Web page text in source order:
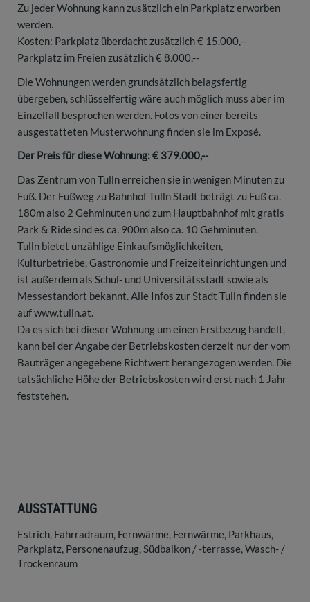
Zu jeder Wohnung kann zusätzlich ein Parkplatz erworben
werden.
Kosten: Parkplatz überdacht zusätzlich € 15.000,--
Parkplatz im Freien zusätzlich € 8.000,--
Die Wohnungen werden grundsätzlich belagsfertig
übergeben, schlüsselfertig wäre auch möglich muss aber im
Einzelfall besprochen werden. Fotos von einer bereits
ausgestatteten Musterwohnung finden sie im Exposé.
Der Preis für diese Wohnung: € 379.000,--
Das Zentrum von Tulln erreichen sie in wenigen Minuten zu
Fuß. Der Fußweg zu Bahnhof Tulln Stadt beträgt zu Fuß ca.
180m also 2 Gehminuten und zum Hauptbahnhof mit gratis
Park & Ride sind es ca. 900m also ca. 10 Gehminuten.
Tulln bietet unzählige Einkaufsmöglichkeiten,
Kulturbetriebe, Gastronomie und Freizeiteinrichtungen und
ist außerdem als Schul- und Universitätsstadt sowie als
Messestandort bekannt. Alle Infos zur Stadt Tulln finden sie
auf www.tulln.at.
Da es sich bei dieser Wohnung um einen Erstbezug handelt,
kann bei der Angabe der Betriebskosten derzeit nur der vom
Bauträger angegebene Richtwert herangezogen werden. Die
tatsächliche Höhe der Betriebskosten wird erst nach 1 Jahr
feststehen.
AUSSTATTUNG
Estrich Fahrradraum Fernwärme Fernwärme Parkhaus
Parkplatz Personenaufzug Südbalkon / -terrasse Wasch- /
Trockenraum